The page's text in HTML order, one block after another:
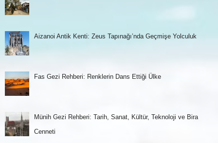
Aizanoi Antik Kenti: Zeus Tapınağı’nda Geçmişe Yolculuk
Fas Gezi Rehberi: Renklerin Dans Ettiği Ülke
Münih Gezi Rehberi: Tarih, Sanat, Kültür, Teknoloji ve Bira
Cenneti